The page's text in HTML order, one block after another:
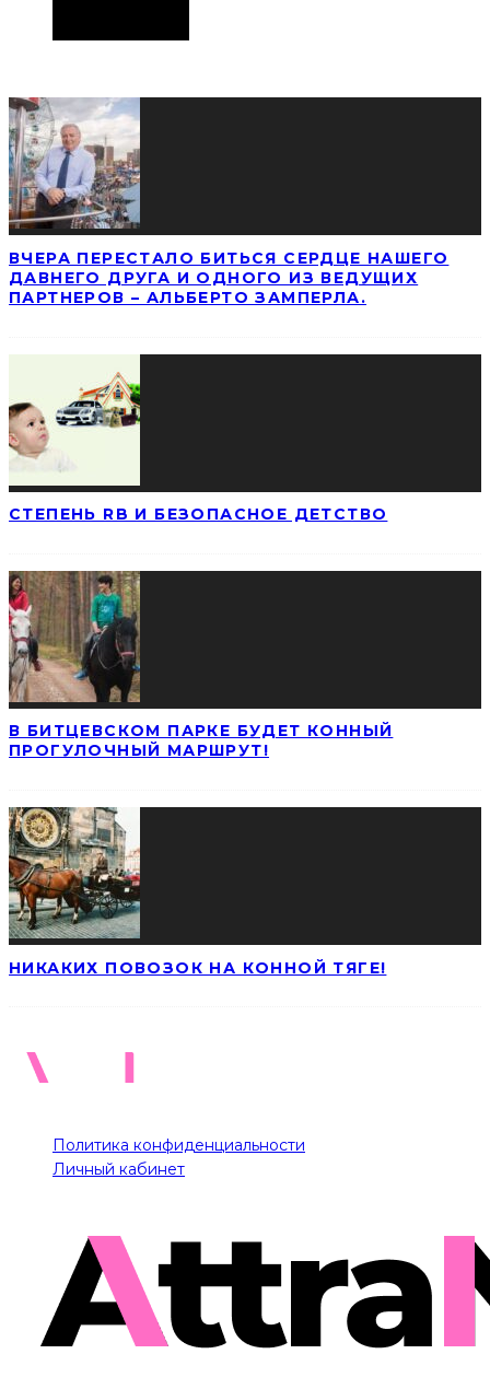
ВЧЕРА ПЕРЕСТАЛО БИТЬСЯ СЕРДЦЕ НАШЕГО
ДАВНЕГО ДРУГА И ОДНОГО ИЗ ВЕДУЩИХ
ПАРТНЕРОВ – АЛЬБЕРТО ЗАМПЕРЛА.
СТЕПЕНЬ RB И БЕЗОПАСНОЕ ДЕТСТВО
В БИТЦЕВСКОМ ПАРКЕ БУДЕТ КОННЫЙ
ПРОГУЛОЧНЫЙ МАРШРУТ!
НИКАКИХ ПОВОЗОК НА КОННОЙ ТЯГЕ!
Политика конфиденциальности
Личный кабинет